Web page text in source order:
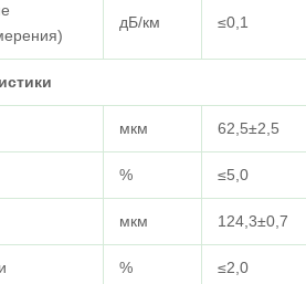
дБ/км ≤0,1
мкм 62,5±2,5
% ≤5,0
мкм 124,3±0,7
% ≤2,0